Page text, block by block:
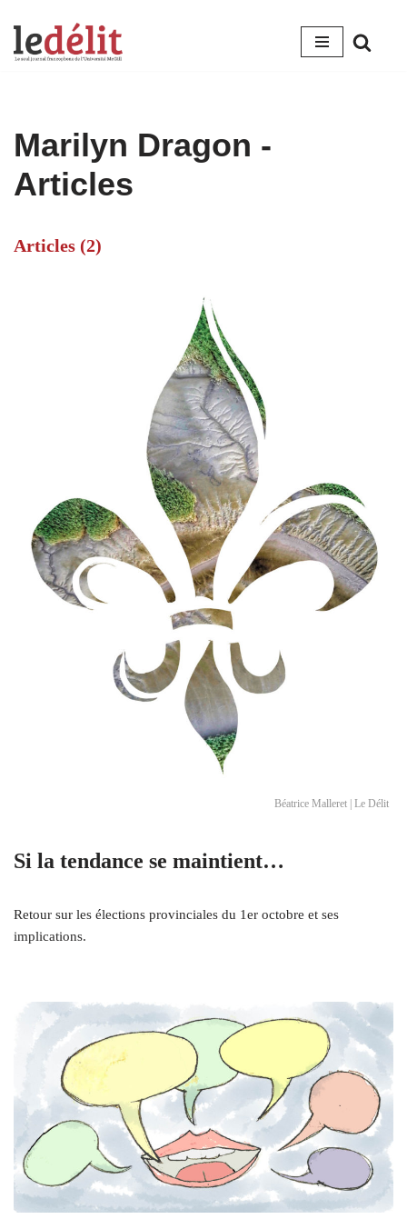
Aller
Marilyn Dragon -
Articles
Articles (2)
Béatrice Malleret | Le Délit
Si la tendance se maintient…
Retour sur les élections provinciales du 1er octobre et ses
implications.